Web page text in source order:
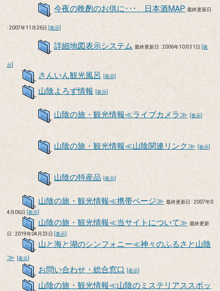
今夜の晩酌のお供に･･･ 日本酒MAP 最終更新日
: 2007年11月26日 [表示]
詳細地図表示システム 最終更新日 : 2006年10月31日 [表
示]
さんいん観光風呂 [表示]
山陰よろず情報 [表示]
山陰の旅・観光情報≪ライブカメラ≫ [表示]
山陰の旅・観光情報≪山陰関連リンク≫ [表示]
山陰の特産品 [表示]
山陰の旅・観光情報≪携帯ページ≫ 最終更新日 : 2007年0
4月06日
[表示]
山陰の旅・観光情報≪当サイトについて≫ 最終更新
日 : 2019年04月23日 [表示]
山と海と湖のシンフォニー≪神々のふるさと山陰
≫
[表示]
お問い合わせ・総合窓口 [表示]
山陰の旅・観光情報≪山陰のミステリアススポッ